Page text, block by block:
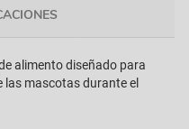
alimento diseñado para
las mascotas durante el